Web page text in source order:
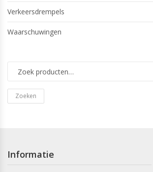
Verkeersdrempels
Waarschuwingen
Zoeken
Informatie